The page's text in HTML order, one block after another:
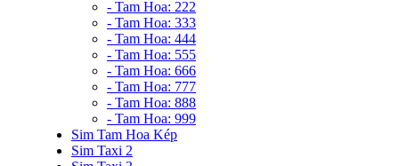
- Tam Hoa: 222
- Tam Hoa: 333
- Tam Hoa: 444
- Tam Hoa: 555
- Tam Hoa: 666
- Tam Hoa: 777
- Tam Hoa: 888
- Tam Hoa: 999
Sim Tam Hoa Kép
Sim Taxi 2